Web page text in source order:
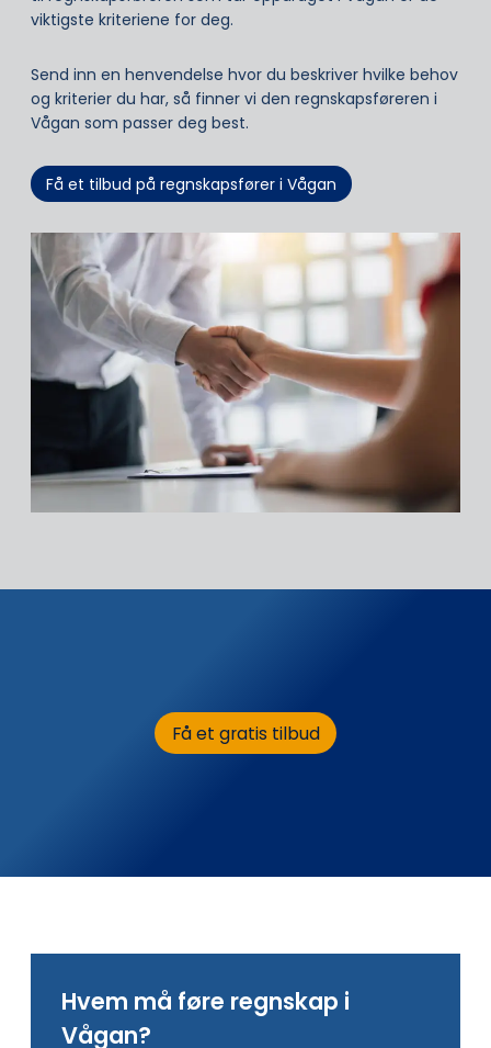
viktigste kriteriene for deg.
Send inn en henvendelse hvor du beskriver hvilke behov
og kriterier du har, så finner vi den regnskapsføreren i
Vågan som passer deg best.
Få et tilbud på regnskapsfører i Vågan
Få et gratis tilbud
Hvem må føre regnskap i
Vågan?